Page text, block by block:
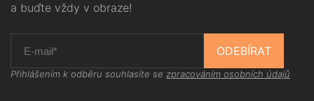
a buďte vždy v obraze!
ODEBÍRAT
Přihlášením k odběru souhlasíte se zpracováním osobních údajů